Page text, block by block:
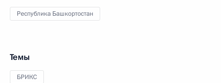
Республика Башкортостан
Темы
БРИКС